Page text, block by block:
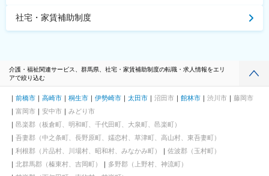
社宅・家賃補助制度
介護・福祉関連サービス、群馬県、社宅・家賃補助制度の転職・求人情報をエリ
アで絞り込む
前橋市 高崎市 桐生市 伊勢崎市 太田市 沼田市 館林市 渋川市
藤岡市
富岡市
安中市
みどり市
邑楽郡（板倉町、明和町、千代田町、大泉町、邑楽町）
吾妻郡（中之条町、長野原町、嬬恋村、草津町、高山村、東吾妻町）
利根郡（片品村、川場村、昭和村、みなかみ町）
佐波郡（玉村町）
北群馬郡（榛東村、吉岡町）
多野郡（上野村、神流町）